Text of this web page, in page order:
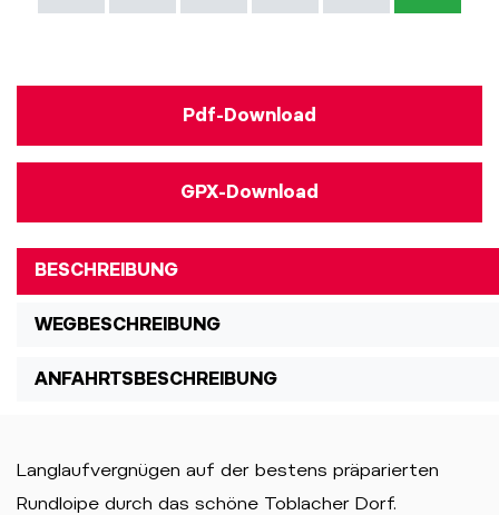
Pdf-Download
GPX-Download
BESCHREIBUNG
WEGBESCHREIBUNG
ANFAHRTSBESCHREIBUNG
Langlaufvergnügen auf der bestens präparierten
Rundloipe durch das schöne Toblacher Dorf.